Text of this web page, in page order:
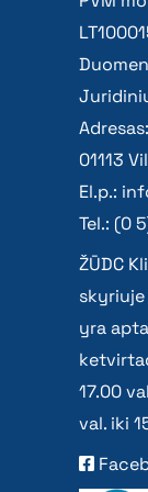
01113
El.p.:
Tel.: (0
ŽŪDC
yra
17.00
val. iki